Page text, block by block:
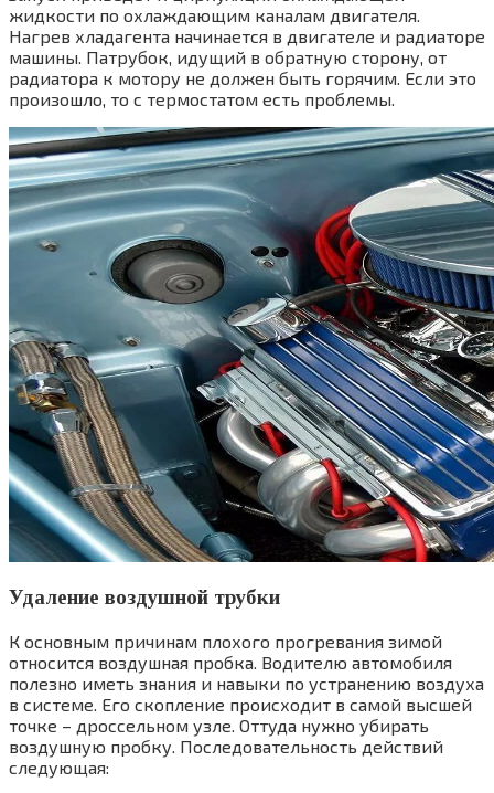
жидкости по охлаждающим каналам двигателя.
Нагрев хладагента начинается в двигателе и радиаторе
машины. Патрубок, идущий в обратную сторону, от
радиатора к мотору не должен быть горячим. Если это
произошло, то с термостатом есть проблемы.
Удаление воздушной трубки
К основным причинам плохого прогревания зимой
относится воздушная пробка. Водителю автомобиля
полезно иметь знания и навыки по устранению воздуха
в системе. Его скопление происходит в самой высшей
точке – дроссельном узле. Оттуда нужно убирать
воздушную пробку. Последовательность действий
следующая: